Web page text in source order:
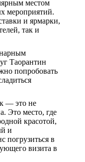
местом
мероприятий.
и ярмарки,
так и
Таорантин
попробовать
— это не
Это место, где
красотой,
и
погрузиться в
визита в